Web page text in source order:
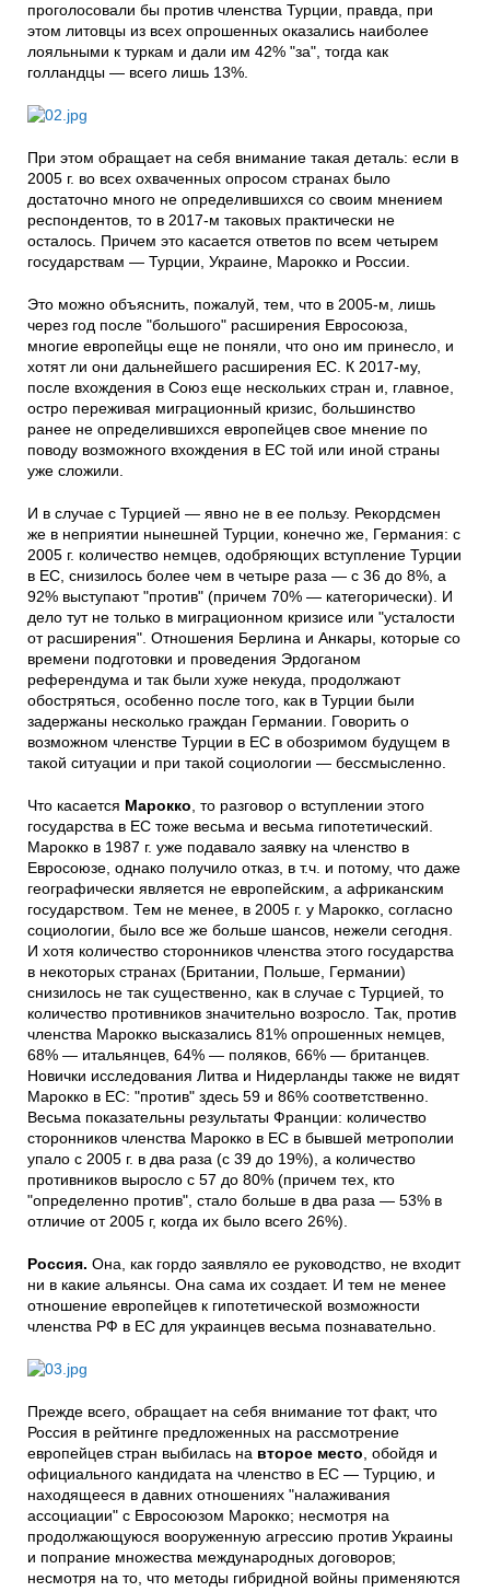
проголосовали бы против членства Турции, правда, при
этом литовцы из всех опрошенных оказались наиболее
лояльными к туркам и дали им 42% "за", тогда как
голландцы — всего лишь 13%.
При этом обращает на себя внимание такая деталь: если в
2005 г. во всех охваченных опросом странах было
достаточно много не определившихся со своим мнением
респондентов, то в 2017-м таковых практически не
осталось. Причем это касается ответов по всем четырем
государствам — Турции, Украине, Марокко и России.
Это можно объяснить, пожалуй, тем, что в 2005-м, лишь
через год после "большого" расширения Евросоюза,
многие европейцы еще не поняли, что оно им принесло, и
хотят ли они дальнейшего расширения ЕС. К 2017-му,
после вхождения в Союз еще нескольких стран и, главное,
остро переживая миграционный кризис, большинство
ранее не определившихся европейцев свое мнение по
поводу возможного вхождения в ЕС той или иной страны
уже сложили.
И в случае с Турцией — явно не в ее пользу. Рекордсмен
же в неприятии нынешней Турции, конечно же, Германия: с
2005 г. количество немцев, одобряющих вступление Турции
в ЕС, снизилось более чем в четыре раза — с 36 до 8%, а
92% выступают "против" (причем 70% — категорически). И
дело тут не только в миграционном кризисе или "усталости
от расширения". Отношения Берлина и Анкары, которые со
времени подготовки и проведения Эрдоганом
референдума и так были хуже некуда, продолжают
обостряться, особенно после того, как в Турции были
задержаны несколько граждан Германии. Говорить о
возможном членстве Турции в ЕС в обозримом будущем в
такой ситуации и при такой социологии — бессмысленно.
Что касается Марокко , то разговор о вступлении этого
государства в ЕС тоже весьма и весьма гипотетический.
Марокко в 1987 г. уже подавало заявку на членство в
Евросоюзе, однако получило отказ, в т.ч. и потому, что даже
географически является не европейским, а африканским
государством. Тем не менее, в 2005 г. у Марокко, согласно
социологии, было все же больше шансов, нежели сегодня.
И хотя количество сторонников членства этого государства
в некоторых странах (Британии, Польше, Германии)
снизилось не так существенно, как в случае с Турцией, то
количество противников значительно возросло. Так, против
членства Марокко высказались 81% опрошенных немцев,
68% — итальянцев, 64% — поляков, 66% — британцев.
Новички исследования Литва и Нидерланды также не видят
Марокко в ЕС: "против" здесь 59 и 86% соответственно.
Весьма показательны результаты Франции: количество
сторонников членства Марокко в ЕС в бывшей метрополии
упало с 2005 г. в два раза (с 39 до 19%), а количество
противников выросло с 57 до 80% (причем тех, кто
"определенно против", стало больше в два раза — 53% в
отличие от 2005 г, когда их было всего 26%).
Россия. Она, как гордо заявляло ее руководство, не входит
ни в какие альянсы. Она сама их создает. И тем не менее
отношение европейцев к гипотетической возможности
членства РФ в ЕС для украинцев весьма познавательно.
Прежде всего, обращает на себя внимание тот факт, что
Россия в рейтинге предложенных на рассмотрение
европейцев стран выбилась на второе место , обойдя и
официального кандидата на членство в ЕС — Турцию, и
находящееся в давних отношениях "налаживания
ассоциации" с Евросоюзом Марокко; несмотря на
продолжающуюся вооруженную агрессию против Украины
и попрание множества международных договоров;
несмотря на то, что методы гибридной войны применяются